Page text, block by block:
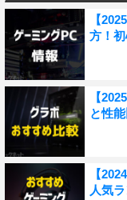
【
方！
【
と性
【
人気